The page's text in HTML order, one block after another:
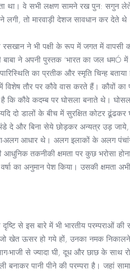
था। वे सभी लक्षण सामने रख पुन: सगुन
तो मारवाड़ी देशज सावधान कर देते थे –
ने भी पक्षी के रूप में जगत में वापसी
ने अपनी पुस्तक ‘भारत का जल धमÓ में
का प्रतीक और स्मृति चिन्ह बताया
विशेष तौर पर कौवे वास करते हैं। कौवों
कौवे कदम्ब पर घोसला बनाते थे।
यदि दो डालों के बीच में सुरक्षित कोटर
दे और बिना सेये छोड़कर अन्यत्र उड़
आधार थे। अलग इलाकों के अलग
तकनीकी क्षमता पर कुछ भरोसा
का अनुमान पेश किया। उसकी क्षमता
से इस बारे में भी भारतीय परम्पराओं
ऊसर हो गये हों, उनका नमक निकालने
से ज्यादा घी, दूध और छाछ के साथ
पानी पीने की परम्परा है। जहां